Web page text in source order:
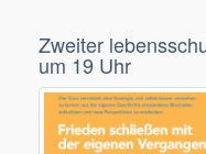
Zweiter
um 19 Uhr